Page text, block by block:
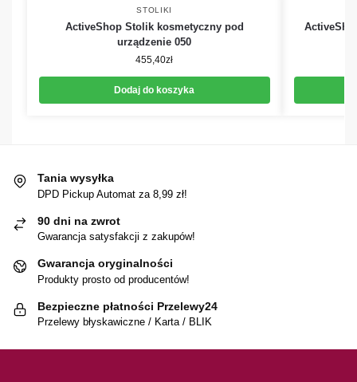
STOLIKI
ActiveShop Stolik kosmetyczny pod
urządzenie 050
455,40zł
Dodaj do koszyka
Tania wysyłka
DPD Pickup Automat za 8,99 zł!
90 dni na zwrot
Gwarancja satysfakcji z zakupów!
Gwarancja oryginalności
Produkty prosto od producentów!
Bezpieczne płatności Przelewy24
Przelewy błyskawiczne / Karta / BLIK